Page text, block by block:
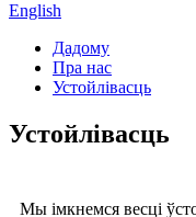
English
Дадому
Пра нас
Устойлівасць
Устойлівасць
Мы імкнемся весці